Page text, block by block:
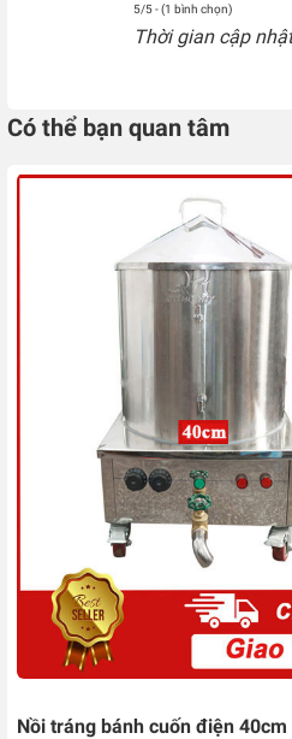
5/5 - (1 bình chọn)
Thời gian cập
Có thể bạn quan tâm
Nồi tráng bánh cuốn điện 40cm